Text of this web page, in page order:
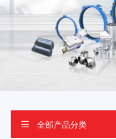
 全部产品分类